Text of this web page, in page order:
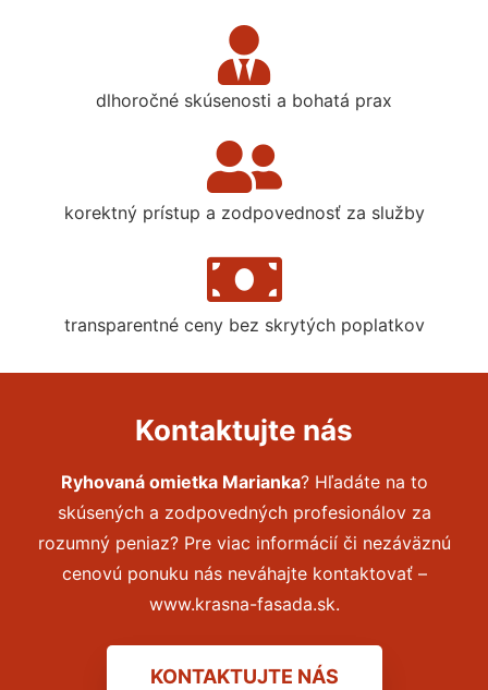
dlhoročné skúsenosti a bohatá prax
korektný prístup a zodpovednosť za služby
transparentné ceny bez skrytých poplatkov
Kontaktujte nás
Ryhovaná omietka Marianka? Hľadáte na to
skúsených a zodpovedných profesionálov za
rozumný peniaz? Pre viac informácií či nezáväznú
cenovú ponuku nás neváhajte kontaktovať –
www.krasna-fasada.sk.
KONTAKTUJTE NÁS